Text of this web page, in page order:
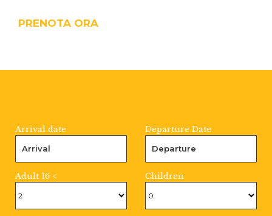
PRENOTA ORA
Arrival date
Arrival
Departure Date
Departure
Adult 16 < Children